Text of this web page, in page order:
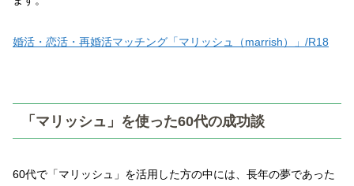
婚活・恋活・再婚活マッチング「マリッシュ（marrish）」/R18
「マリッシュ」を使った60代の成功談
60代で「マリッシュ」を活用した方の中には、長年の夢であった